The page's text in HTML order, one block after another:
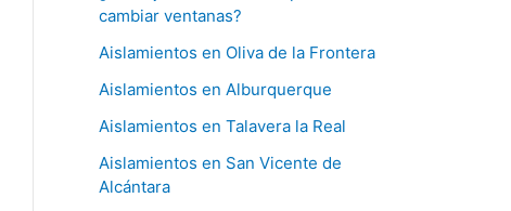
cambiar ventanas?
Aislamientos en Oliva de la Frontera
Aislamientos en Alburquerque
Aislamientos en Talavera la Real
Aislamientos en San Vicente de
Alcántara